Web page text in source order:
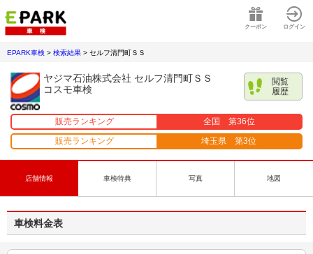
クーポン ログイン
EPARK車検 > 検索結果 > セルフ清門町ＳＳ
ヤジマ石油株式会社 セルフ清門町ＳＳ
コスモ車検
閲覧
履歴
販売ランキング 全国 第36位
販売ランキング
埼玉県 第3位
店舗情報 車検特典 写真 地図
車検料金表